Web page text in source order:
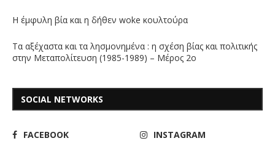
Η έμφυλη βία και η δήθεν woke κουλτούρα
Τα αξέχαστα και τα λησμονημένα : η σχέση βίας και πολιτικής
στην Μεταπολίτευση (1985-1989) – Μέρος 2ο
SOCIAL NETWORKS
FACEBOOK
INSTAGRAM